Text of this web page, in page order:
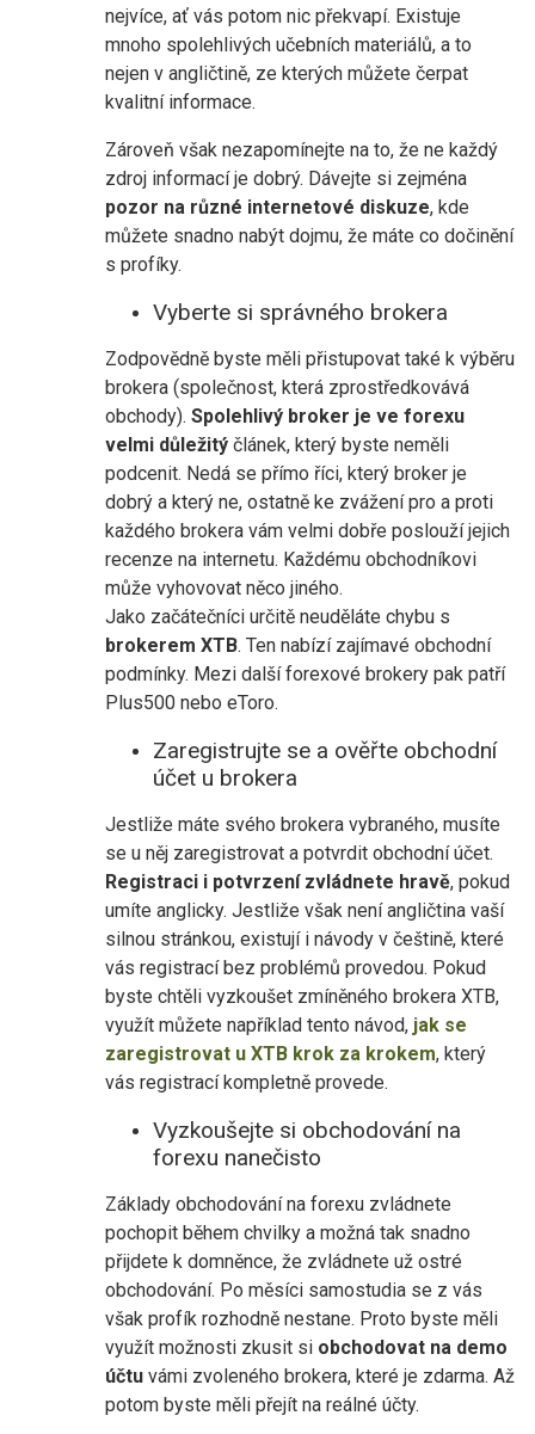
nejvíce, ať vás potom nic překvapí. Existuje
mnoho spolehlivých učebních materiálů, a to
nejen v angličtině, ze kterých můžete čerpat
kvalitní informace.
Zároveň však nezapomínejte na to, že ne každý
zdroj informací je dobrý. Dávejte si zejména
pozor na různé internetové diskuze, kde
můžete snadno nabýt dojmu, že máte co dočinění
s profíky.
Vyberte si správného brokera
Zodpovědně byste měli přistupovat také k výběru
brokera (společnost, která zprostředkovává
obchody). Spolehlivý broker je ve forexu
velmi důležitý článek, který byste neměli
podcenit. Nedá se přímo říci, který broker je
dobrý a který ne, ostatně ke zvážení pro a proti
každého brokera vám velmi dobře poslouží jejich
recenze na internetu. Každému obchodníkovi
může vyhovovat něco jiného.
Jako začátečníci určitě neuděláte chybu s
brokerem XTB. Ten nabízí zajímavé obchodní
podmínky. Mezi další forexové brokery pak patří
Plus500 nebo eToro.
Zaregistrujte se a ověřte obchodní
účet u brokera
Jestliže máte svého brokera vybraného, musíte
se u něj zaregistrovat a potvrdit obchodní účet.
Registraci i potvrzení zvládnete hravě, pokud
umíte anglicky. Jestliže však není angličtina vaší
silnou stránkou, existují i návody v češtině, které
vás registrací bez problémů provedou. Pokud
byste chtěli vyzkoušet zmíněného brokera XTB,
využít můžete například tento návod, jak se
zaregistrovat u XTB krok za krokem, který
vás registrací kompletně provede.
Vyzkoušejte si obchodování na
forexu nanečisto
Základy obchodování na forexu zvládnete
pochopit během chvilky a možná tak snadno
přijdete k domněnce, že zvládnete už ostré
obchodování. Po měsíci samostudia se z vás
však profík rozhodně nestane. Proto byste měli
využít možnosti zkusit si obchodovat na demo
účtu vámi zvoleného brokera, které je zdarma. Až
potom byste měli přejít na reálné účty.